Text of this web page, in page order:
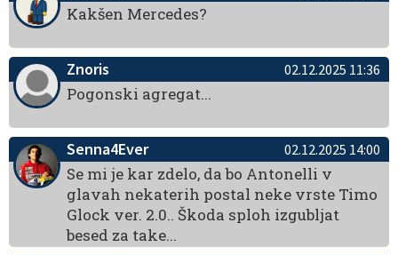
Kakšen Mercedes?
Znoris 02.12.2025 11:36
Pogonski agregat...
Senna4Ever 02.12.2025 14:00
Se mi je kar zdelo, da bo Antonelli v
glavah nekaterih postal neke vrste Timo
Glock ver. 2.0.. Škoda sploh izgubljat
besed za take...